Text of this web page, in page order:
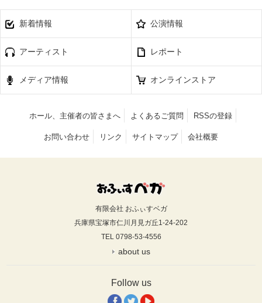
新着情報 公演情報
アーティスト レポート
メディア情報 オンラインストア
ホール、主催者の皆さまへ よくあるご質問 RSSの登録
お問い合わせ リンク サイトマップ 会社概要
有限会社 おふぃすベガ
兵庫県宝塚市仁川月見ガ丘1-24-202
TEL 0798-53-4556
about us
Follow us